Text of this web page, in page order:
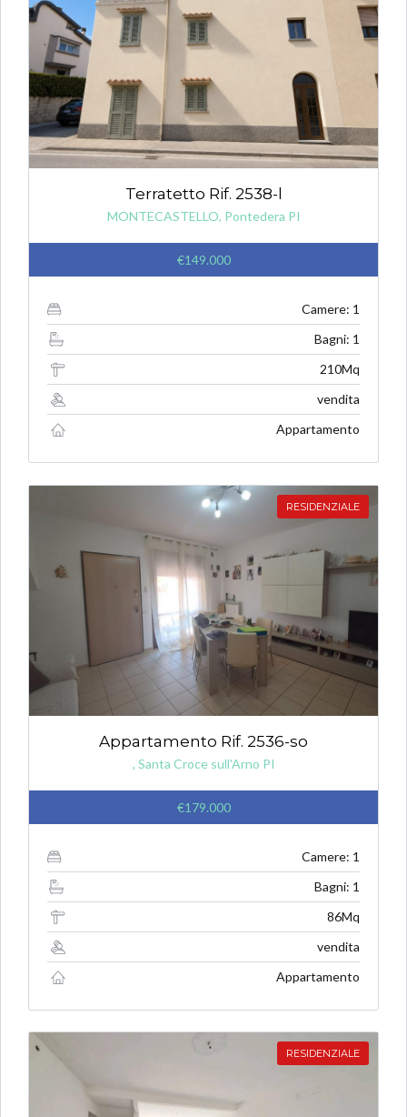
Terratetto Rif. 2538-l
MONTECASTELLO, Pontedera PI
€149.000
Camere: 1
Bagni: 1
210Mq
vendita
Appartamento
RESIDENZIALE
Appartamento Rif. 2536-so
, Santa Croce sull'Arno PI
€179.000
Camere: 1
Bagni: 1
86Mq
vendita
Appartamento
RESIDENZIALE